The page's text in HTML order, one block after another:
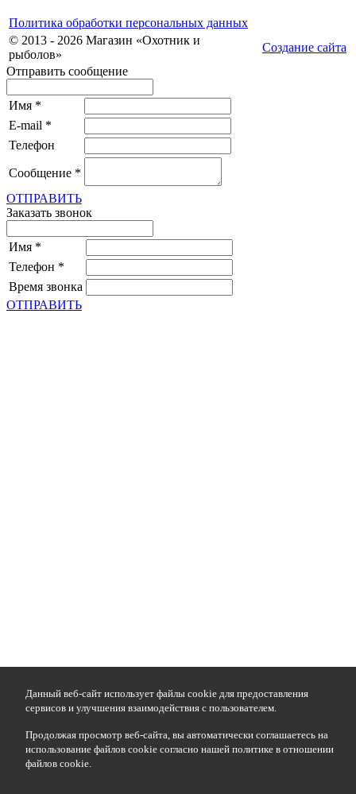
Политика обработки персональных данных
© 2013 - 2026 Магазин «Охотник и
рыболов»
Создание сайта
Отправить сообщение
Имя *
E-mail *
Телефон
Сообщение *
ОТПРАВИТЬ
Заказать звонок
Имя *
Телефон *
Время звонка
ОТПРАВИТЬ
Данный веб-сайт использует файлы cookie для предоставления
сервисов и улучшения взаимодействия с пользователем.
Продолжая просмотр веб-сайта, вы автоматически соглашаетесь на
использование файлов cookie согласно нашей политике в отношении
файлов cookie.